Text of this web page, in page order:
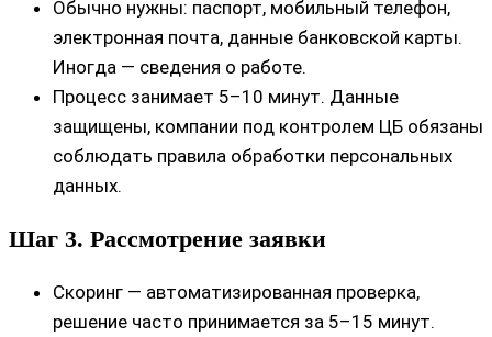
Обычно нужны: паспорт, мобильный телефон,
электронная почта, данные банковской карты.
Иногда — сведения о работе.
Процесс занимает 5–10 минут. Данные
защищены, компании под контролем ЦБ обязаны
соблюдать правила обработки персональных
данных.
Шаг 3. Рассмотрение заявки
Скоринг — автоматизированная проверка,
решение часто принимается за 5–15 минут.